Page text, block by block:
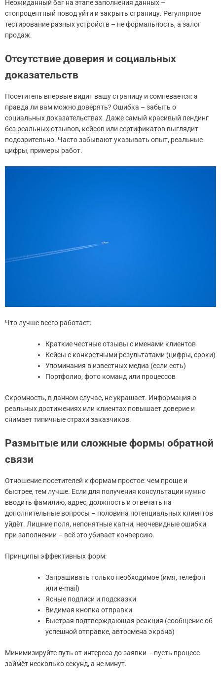
Неожиданный баг на этапе заполнения данных –
стопроцентный повод уйти и закрыть страницу. Регулярное
тестирование разных устройств – не формальность, а залог
продаж.
Отсутствие доверия и социальных
доказательств
Посетитель впервые видит вашу страницу и сомневается: а
правда ли вам можно доверять? Ошибка – забыть о
социальных доказательствах. Даже самый красивый лендинг
без реальных отзывов, кейсов или сертификатов выглядит
подозрительно. Часто забывают указывать опыт, реальные
цифры, примеры работ.
Что лучше всего работает:
Краткие честные отзывы с именами клиентов
Кейсы с конкретными результатами (цифры, сроки)
Упоминания в известных медиа (если есть)
Портфолио, фото команд или процессов
Скромность, в данном случае, не украшает. Информация о
реальных достижениях или клиентах повышает доверие и
снимает типичные страхи заказчиков.
Размытые или сложные формы обратной
связи
Отношение посетителей к формам простое: чем проще и
быстрее, тем лучше. Если для получения консультации нужно
вводить фамилию, адрес, должность и отвечать на
дополнительные вопросы – половина потенциальных клиентов
уйдёт. Лишние поля, непонятные капчи, неочевидные ошибки
при заполнении – всё это убивает конверсию.
Принципы эффективных форм:
Запрашивать только необходимое (имя, телефон
или e-mail)
Ясные подписи и подсказки
Видимая кнопка отправки
Быстрая подтверждающая реакция (сообщение об
успешной отправке, автосмена экрана)
Минимизируйте путь от интереса до заявки – пусть процесс
займёт несколько секунд, а не минут.